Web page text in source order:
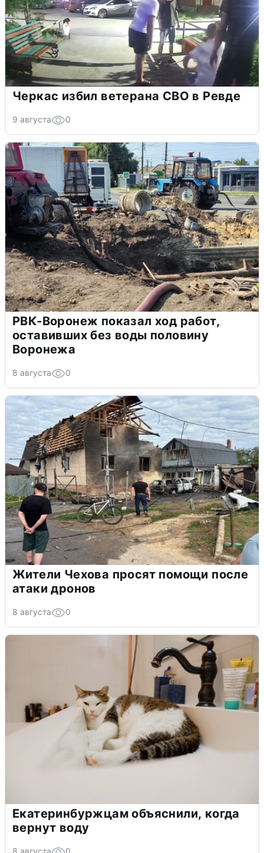
Черкас избил ветерана СВО в Ревде
9 августа 0
РВК-Воронеж показал ход работ,
оставивших без воды половину
Воронежа
8 августа 0
Жители Чехова просят помощи после
атаки дронов
8 августа 0
Екатеринбуржцам объяснили, когда
вернут воду
8 августа 0